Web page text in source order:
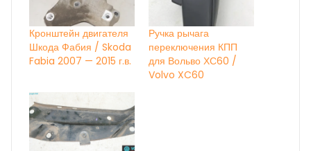
Кронштейн двигателя
Шкода Фабия / Skoda
Fabia 2007 — 2015 г.в.
Ручка рычага
переключения КПП
для Вольво ХС60 /
Volvo XC60